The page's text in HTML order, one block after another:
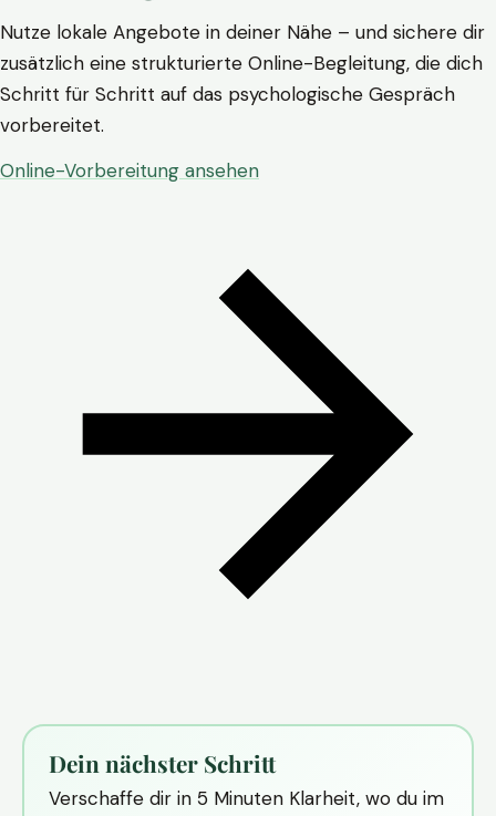
Nutze lokale Angebote in deiner Nähe – und sichere dir
zusätzlich eine strukturierte Online-Begleitung, die dich
Schritt für Schritt auf das psychologische Gespräch
vorbereitet.
Online-Vorbereitung ansehen
Dein nächster Schritt
Verschaffe dir in 5 Minuten Klarheit, wo du im